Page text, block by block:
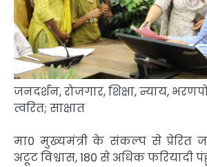
जनदर्शन, रोजगार, शिक्षा, न्याय,
त्वरित; साक्षात
मा0 मुख्यमंत्री के संकल्प से प्रेरित
अटूट विश्वास, 180 से अधिक फरियादी